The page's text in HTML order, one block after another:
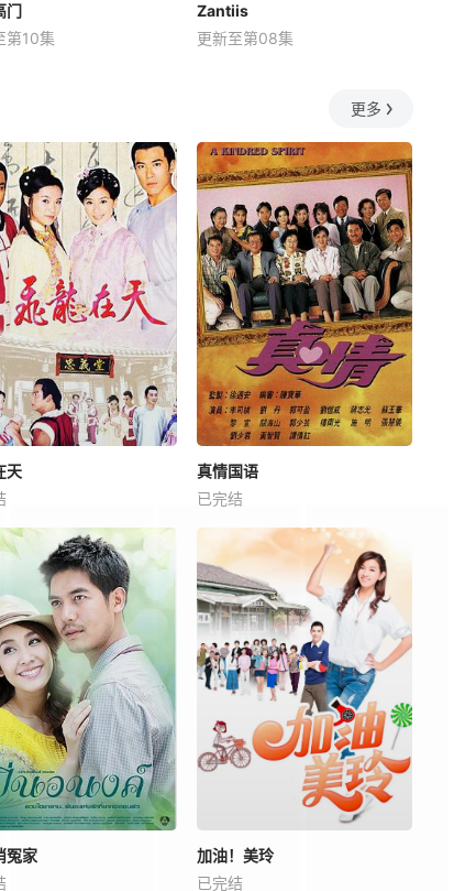
门
第10集
Zantiis
更新至第08集
更多
天
真情国语
已完结
冤家
加油！美玲
已完结